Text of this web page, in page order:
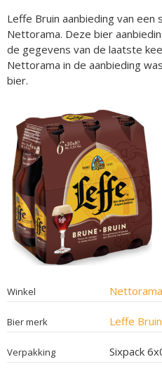
Leffe Bruin aanbieding van een
Nettorama. Deze bier
de gegevens van de laatste
Nettorama in de aanbieding
bier.
Winkel Nettorama
Bier merk Leffe Bruin
Verpakking Sixpack